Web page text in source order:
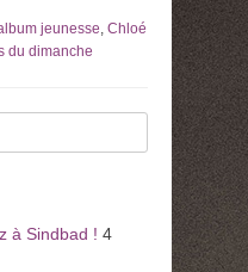
jeunesse, Chloé
du dimanche
à Sindbad ! 4